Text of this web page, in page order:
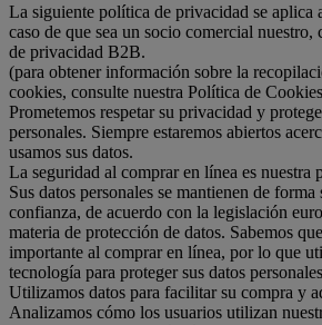
La siguiente política de privacidad se aplica
caso de que sea un socio comercial nuestro,
de privacidad B2B.
(para obtener información sobre la
cookies, consulte nuestra Política de Cookies
Prometemos respetar su privacidad y
personales. Siempre estaremos abiertos
usamos sus datos.
La seguridad al comprar en línea es nuestra
Sus datos personales se mantienen de forma
confianza, de acuerdo con la legislación
materia de protección de datos. Sabemos
importante al comprar en línea, por lo que
tecnología para proteger sus datos
Utilizamos datos para facilitar su compra y
Analizamos cómo los usuarios utilizan